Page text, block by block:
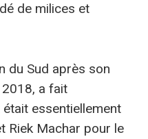
de milices et
du Sud après son
a fait
essentiellement
Riek Machar pour le